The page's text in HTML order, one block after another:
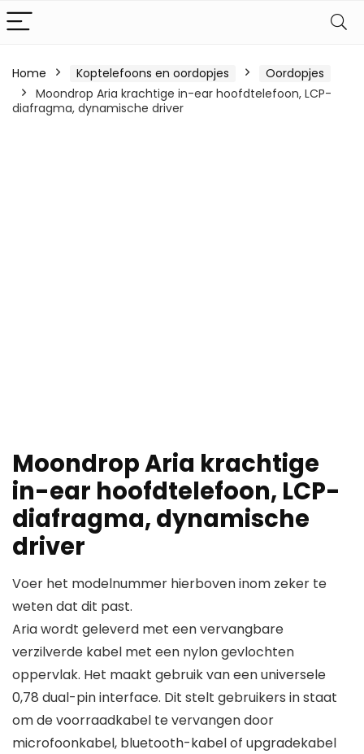
Home Koptelefoons en oordopjes
Oordopjes
Moondrop Aria krachtige in-ear hoofdtelefoon, LCP-
diafragma, dynamische driver
Moondrop Aria krachtige
in-ear hoofdtelefoon, LCP-
diafragma, dynamische
driver
Voer het modelnummer hierboven inom zeker te
weten dat dit past.
Aria wordt geleverd met een vervangbare
verzilverde kabel met een nylon gevlochten
oppervlak. Het maakt gebruik van een universele
0,78 dual-pin interface. Dit stelt gebruikers in staat
om de voorraadkabel te vervangen door
microfoonkabel, bluetooth-kabel of upgradekabel